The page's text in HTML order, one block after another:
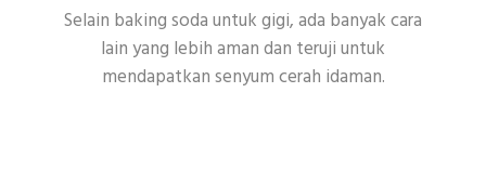
Selain baking soda untuk gigi, ada banyak cara
lain yang lebih aman dan teruji untuk
mendapatkan senyum cerah idaman.